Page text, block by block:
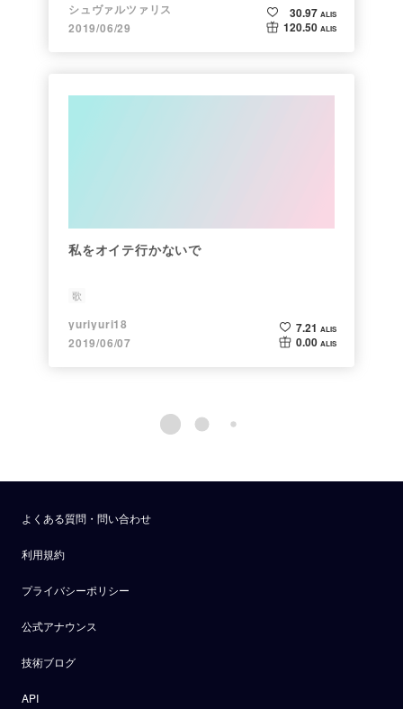
シュヴァルツァリス
2019/06/29
30.97 ALIS
120.50 ALIS
私をオイテ行かないで
歌
yuriyuri18
2019/06/07
7.21 ALIS
0.00 ALIS
よくある質問・問い合わせ
利用規約
プライバシーポリシー
公式アナウンス
技術ブログ
API